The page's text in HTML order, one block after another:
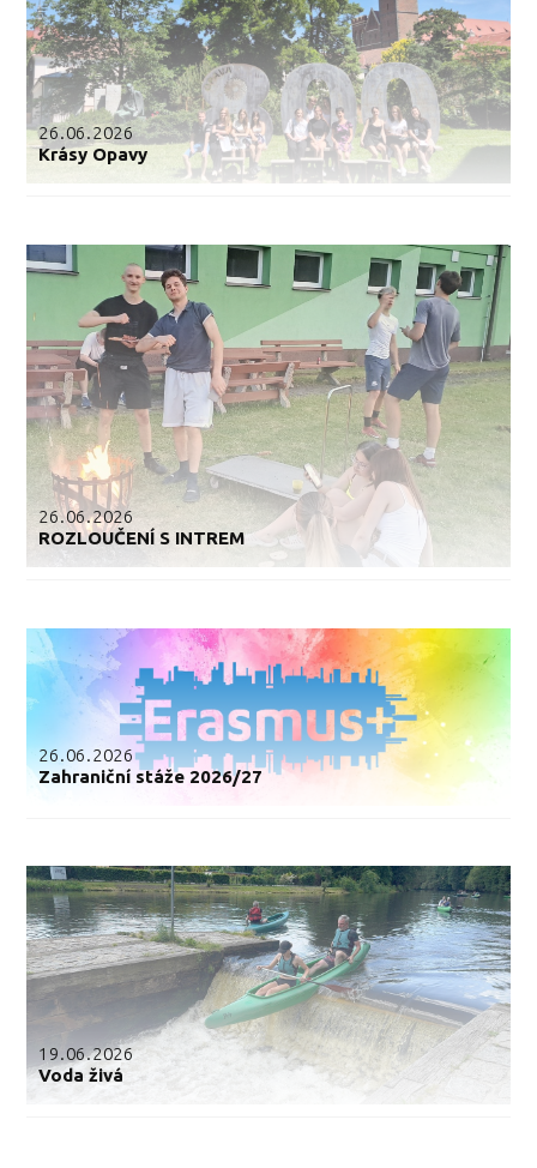
26.06.2026
Krásy Opavy
26.06.2026
ROZLOUČENÍ S INTREM
26.06.2026
Zahraniční stáže 2026/27
19.06.2026
Voda živá